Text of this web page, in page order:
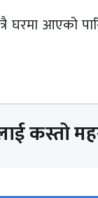
घरमा आएको
कस्तो